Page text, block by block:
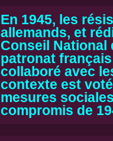
En 1945, les
allemands, et
Conseil National
patronat
collaboré avec
contexte est
mesures
compromis de